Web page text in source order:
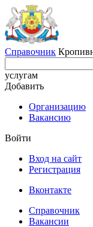
Справочник
услугам
Добавить
Организацию
Вакансию
Войти
Вход на сайт
Регистрация
Вконтакте
Справочник
Вакансии